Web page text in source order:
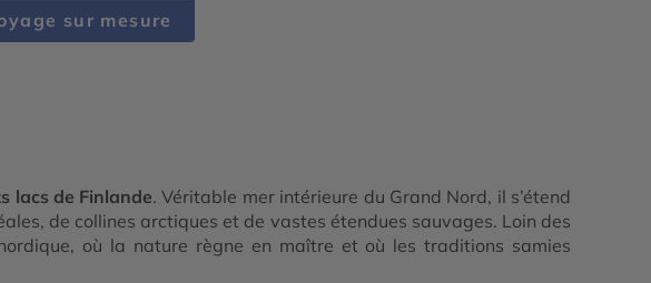
sur mesure
lacs de Finlande. Véritable mer intérieure du Grand Nord, il s’étend
de collines arctiques et de vastes étendues sauvages. Loin des
où la nature règne en maître et où les traditions samies